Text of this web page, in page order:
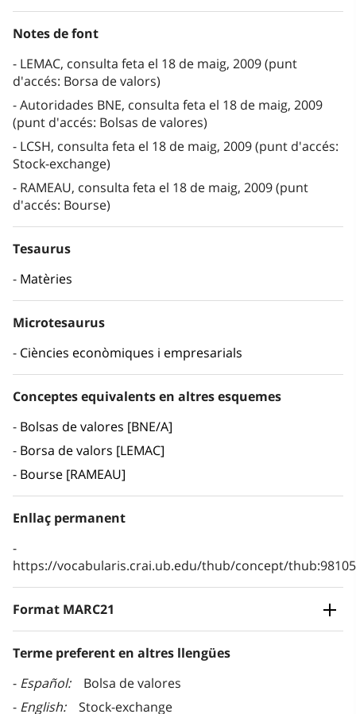
Notes de font
LEMAC, consulta feta el 18 de maig, 2009 (punt
d'accés: Borsa de valors)
Autoridades BNE, consulta feta el 18 de maig, 2009
(punt d'accés: Bolsas de valores)
LCSH, consulta feta el 18 de maig, 2009 (punt d'accés:
Stock-exchange)
RAMEAU, consulta feta el 18 de maig, 2009 (punt
d'accés: Bourse)
Tesaurus
Matèries
Microtesaurus
Ciències econòmiques i empresarials
Conceptes equivalents en altres esquemes
Bolsas de valores [BNE/A]
Borsa de valors [LEMAC]
Bourse [RAMEAU]
Enllaç permanent
https://vocabularis.crai.ub.edu/thub/concept/
Format MARC21
Terme preferent en altres llengües
Español
Bolsa de valores
English
Stock-exchange